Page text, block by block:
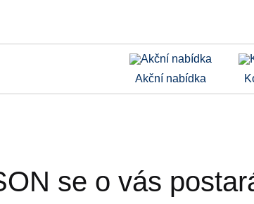
Akční nabídka
se o vás